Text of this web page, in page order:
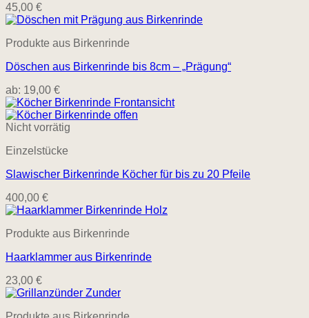
45,00 €
Produkte aus Birkenrinde
Döschen aus Birkenrinde bis 8cm – „Prägung“
ab: 19,00 €
Nicht vorrätig
Einzelstücke
Slawischer Birkenrinde Köcher für bis zu 20 Pfeile
400,00 €
Produkte aus Birkenrinde
Haarklammer aus Birkenrinde
23,00 €